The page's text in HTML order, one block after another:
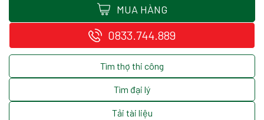
MUA HÀNG
0833.744.889
Tìm thợ thi công
Tìm đại lý
Tải tài liệu